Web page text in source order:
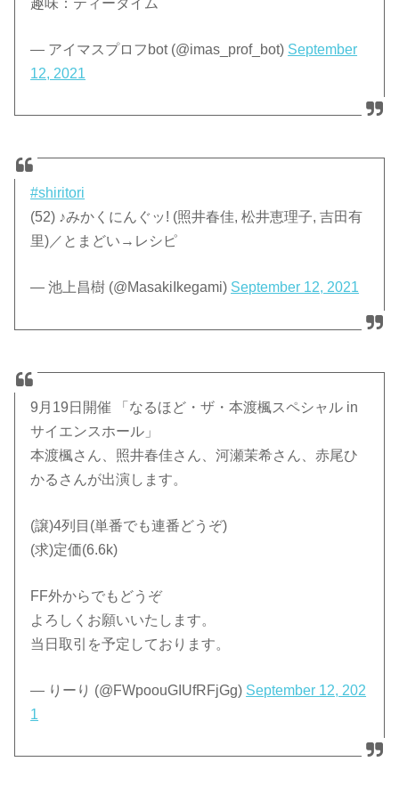
趣味：ティータイム
— アイマスプロフbot (@imas_prof_bot) September
12, 2021
#shiritori
(52) ♪みかくにんぐッ! (照井春佳, 松井恵理子, 吉田有
里)／とまどい→レシピ
— 池上昌樹 (@MasakiIkegami) September 12, 2021
9月19日開催 「なるほど・ザ・本渡楓スペシャル in
サイエンスホール」
本渡楓さん、照井春佳さん、河瀬茉希さん、赤尾ひ
かるさんが出演します。
(譲)4列目(単番でも連番どうぞ)
(求)定価(6.6k)
FF外からでもどうぞ
よろしくお願いいたします。
当日取引を予定しております。
— りーり (@FWpoouGIUfRFjGg) September 12, 202
1